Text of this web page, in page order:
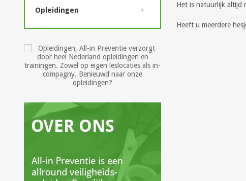
Opleidingen
Het is natuurlijk altijd
Heeft u meerdere